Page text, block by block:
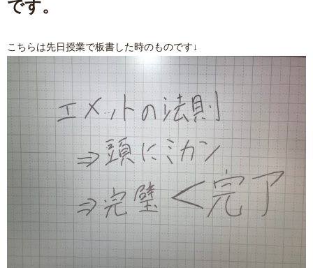
です。
こちらは先日授業で板書した時のものです↓